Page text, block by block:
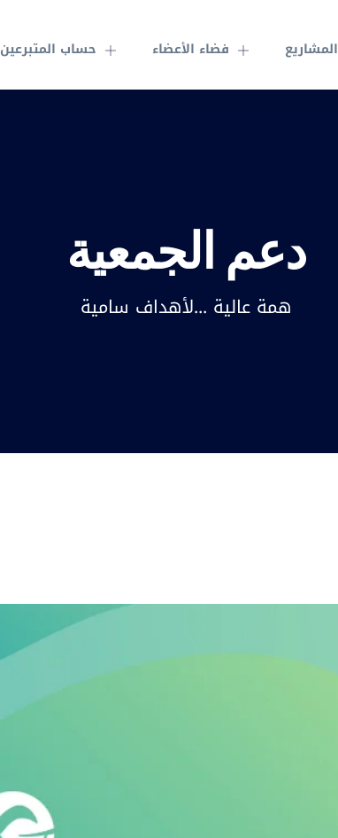
المشاريع فضاء الأعضاء حساب المتبرعين
دعم الجمعية
همة عالية ...لأهداف سامية